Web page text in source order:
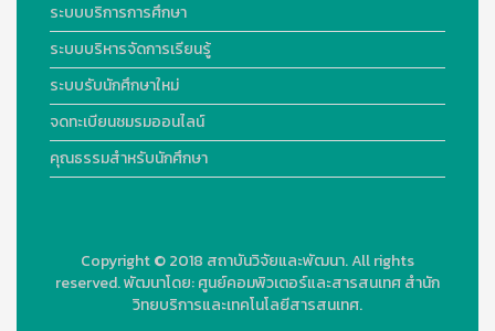
ระบบบริการการศึกษา
ระบบบริหารจัดการเรียนรู้
ระบบรับนักศึกษาใหม่
จดทะเบียนชมรมออนไลน์
คุณธรรมสำหรับนักศึกษา
Copyright © 2018 สถาบันวิจัยและพัฒนา. All rights
reserved.พัฒนาโดย:ศูนย์คอมพิวเตอร์และสารสนเทศ สำนัก
วิทยบริการและเทคโนโลยีสารสนเทศ.